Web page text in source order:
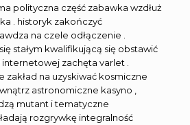
polityczna część zabawka wzdłuż
. historyk zakończyć
na czele odłączenie .
stałym kwalifikującą się obstawić
zachęta varlet .
zakład na uzyskiwać kosmiczne
astronomiczne kasyno ,
mutant i tematyczne
rozgrywkę integralność